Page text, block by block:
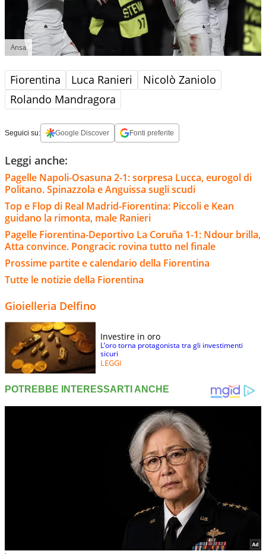
Ansa
Fiorentina Luca Ranieri
Nicolò Zaniolo
Rolando Mandragora
Seguici su: Google Discover Fonti preferite
Leggi anche:
Pagelle Napoli-Osasuna 2-1: sorpresa Lucca, eurogol di
Politano. Spinazzola e Anguissa sugli scudi
Top e Flop di Real Madrid-Fiorentina: Piccoli e Kean
guidano la rimonta, male Ranieri
Pagelle Fiorentina-Deportivo La Coruña 1-1: Ndour brilla,
Atta convince. Pongracic rovina tutto nel finale
Prossime partite e calendario della Fiorentina
Tutte le notizie della Fiorentina
Gioielleria Delfino
Investire in oro
L’oro torna protagonista tra gli investimenti
sicuri
LEGGI